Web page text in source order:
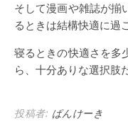
そして漫画や雑誌が揃
るときは結構快適に過
寝るときの快適さを多
ら、十分ありな選択肢
投稿者: ぱんけーき